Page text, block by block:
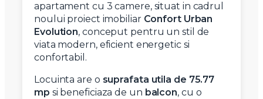
apartament cu 3 camere, situat in cadrul
noului proiect imobiliar Confort Urban
Evolution, conceput pentru un stil de
viata modern, eficient energetic si
confortabil.
Locuinta are o suprafata utila de 75.77
mp si beneficiaza de un balcon, cu o